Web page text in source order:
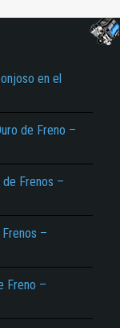
en el
de Freno –
Frenos –
–
Freno –